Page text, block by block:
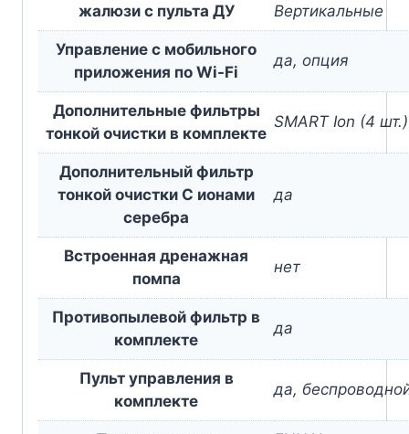
жалюзи с пульта ДУ
Вертикальные
Управление c мобильного
приложения по Wi-Fi
да, опция
Дополнительные фильтры
тонкой очистки в комплекте
SMART Ion (4 шт.)
Дополнительный фильтр
тонкой очистки С ионами
серебра
да
Встроенная дренажная
помпа
нет
Противопылевой фильтр в
комплекте
да
Пульт управления в
комплекте
да,